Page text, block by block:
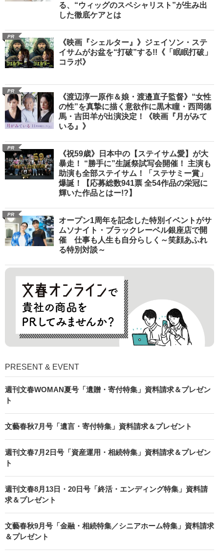
る、“ウィッグのスペシャリスト”が生み出
した徹底ケアとは
PR
《映画『シェルター』》ジェイソン・ステ
イサムがお盆を“打破”する!!《「眠眠打破」
コラボ》
PR
《渡辺淳一原作＆娘・渡邉直子監督》“女性
の性”を真摯に描く意欲作に黒木瞳・西岡德
馬・吉田羊が出演決定！《映画『月がみて
いる』》
PR
《祝59歳》日本中の【ステイサム愛】が大
暴走！ “勝手に”生誕祭試写会開催！ 主演も
助演も全部ステイサム！「ステサミー賞」
爆誕！【応募総数941票 全54作品の栄冠に
輝いた作品とはー!?】
PR
オープン1周年を記念した特別イベントがサ
ムソナイト・ブラックレーベル銀座店で開
催 仕事も人生も自分らしく～笑顔あふれ
る特別対談～
PRESENT & EVENT
週刊文春WOMAN夏号「遺贈・寄付特集」資料請求＆プレゼン
ト
文藝春秋7月号「遺言・寄付特集」資料請求＆プレゼント
週刊文春7月2日号「資産運用・相続特集」資料請求＆プレゼン
ト
週刊文春8月13日・20日号「終活・エンディング特集」資料請
求＆プレゼント
文藝春秋9月号「金融・相続特集／シニアホーム特集」資料請求
＆プレゼント